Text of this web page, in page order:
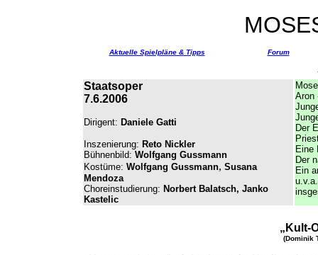
Aktuelle Spielpläne & Tipps Forum
Staatsoper
7.6.2006
Dirigent: Daniele Gatti
Inszenierung: Reto Nickler
Bühnenbild: Wolfgang Gussmann
Kostüme: Wolfgang Gussmann, Susana
Mendoza
Choreinstudierung: Norbert Balatsch, Janko
Kastelic
Der
Eine
Der
Ein
u.v.a.
„Kult-
(Dominik